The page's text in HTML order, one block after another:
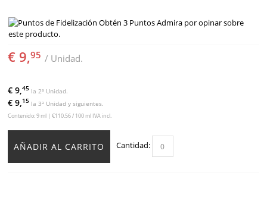
Obtén 3 Puntos Admira por opinar sobre
este producto.
€ 9,95 / Unidad.
€ 9,45 la 2ª Unidad.
€ 9,15 la 3ª Unidad y siguientes.
Contenido: 9 ml | €110.56 / 100 ml IVA incl.
AÑADIR AL CARRITO Cantidad: